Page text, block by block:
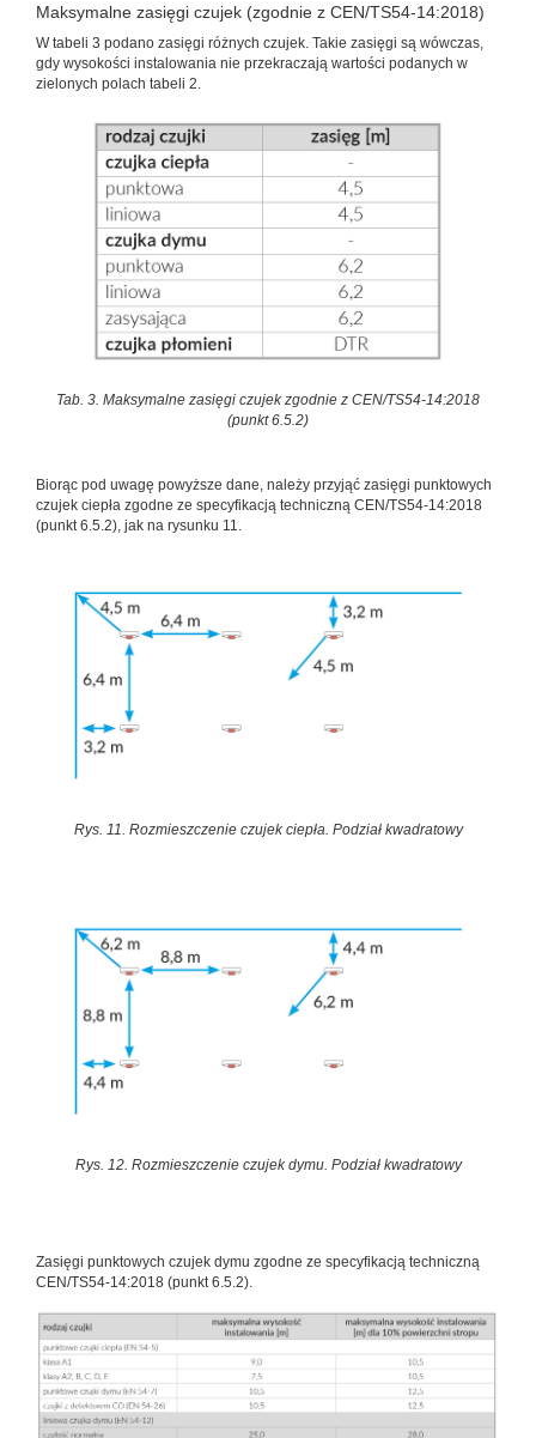
Maksymalne zasięgi czujek (zgodnie z CEN/TS54-14:2018)
W tabeli 3 podano zasięgi różnych czujek. Takie zasięgi są wówczas,
gdy wysokości instalowania nie przekraczają wartości podanych w
zielonych polach tabeli 2.
Tab. 3. Maksymalne zasięgi czujek zgodnie z CEN/TS54-14:2018
(punkt 6.5.2)
Biorąc pod uwagę powyższe dane, należy przyjąć zasięgi punktowych
czujek ciepła zgodne ze specyfikacją techniczną CEN/TS54-14:2018
(punkt 6.5.2), jak na rysunku 11.
Rys. 11. Rozmieszczenie czujek ciepła. Podział kwadratowy
Rys. 12. Rozmieszczenie czujek dymu. Podział kwadratowy
Zasięgi punktowych czujek dymu zgodne ze specyfikacją techniczną
CEN/TS54-14:2018 (punkt 6.5.2).